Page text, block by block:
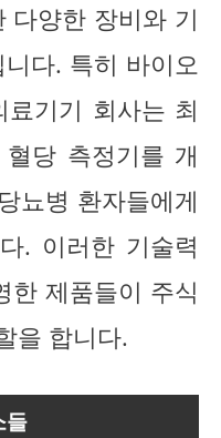
다양한 장비와 기
다. 특히 바이오
기기 회사는 최
당 측정기를 개
뇨병 환자들에게
. 이러한 기술력
한 제품들이 주식
을 합니다.
들